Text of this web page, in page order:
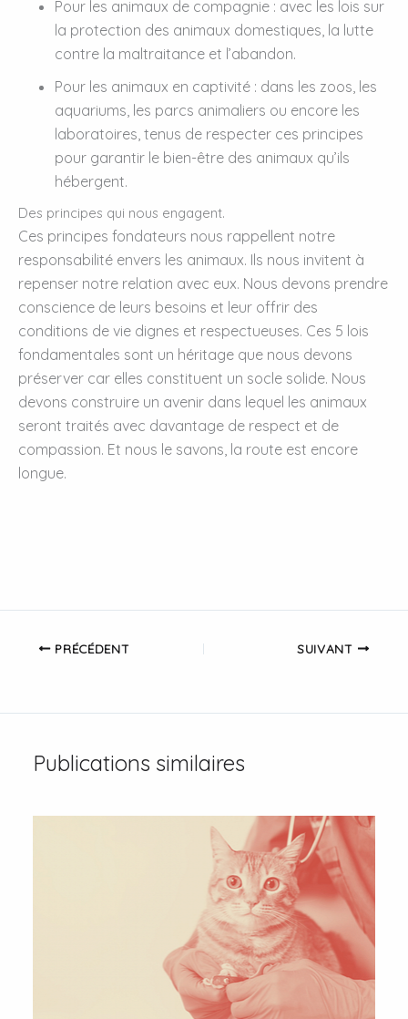
Pour les animaux de compagnie : avec les lois sur
la protection des animaux domestiques, la lutte
contre la maltraitance et l’abandon.
Pour les animaux en captivité : dans les zoos, les
aquariums, les parcs animaliers ou encore les
laboratoires, tenus de respecter ces principes
pour garantir le bien-être des animaux qu’ils
hébergent.
Des principes qui nous engagent.
Ces principes fondateurs nous rappellent notre
responsabilité envers les animaux. Ils nous invitent à
repenser notre relation avec eux. Nous devons prendre
conscience de leurs besoins et leur offrir des
conditions de vie dignes et respectueuses. Ces 5 lois
fondamentales sont un héritage que nous devons
préserver car elles constituent un socle solide. Nous
devons construire un avenir dans lequel les animaux
seront traités avec davantage de respect et de
compassion. Et nous le savons, la route est encore
longue.
PRÉCÉDENT SUIVANT
Publications similaires